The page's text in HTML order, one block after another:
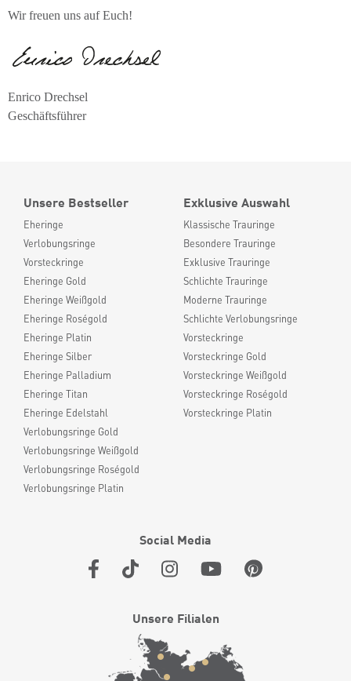
Wir freuen uns auf Euch!
Enrico Drechsel
Geschäftsführer
Unsere Bestseller
Eheringe
Verlobungsringe
Vorsteckringe
Eheringe Gold
Eheringe Weißgold
Eheringe Roségold
Eheringe Platin
Eheringe Silber
Eheringe Palladium
Eheringe Titan
Eheringe Edelstahl
Verlobungsringe Gold
Verlobungsringe Weißgold
Verlobungsringe Roségold
Verlobungsringe Platin
Exklusive Auswahl
Klassische Trauringe
Besondere Trauringe
Exklusive Trauringe
Schlichte Trauringe
Moderne Trauringe
Schlichte Verlobungsringe
Vorsteckringe
Vorsteckringe Gold
Vorsteckringe Weißgold
Vorsteckringe Roségold
Vorsteckringe Platin
Social Media
Unsere Filialen